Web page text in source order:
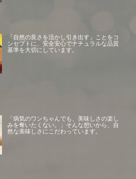
「自然の良さを活かし引き出す」ことをコ
ンセプトに、安全安心でナチュラルな品質
基準を大切にしています。
「病気のワンちゃんでも、美味しさの楽し
みを奪いたくない。」そんな想いから、自
然な美味しさにこだわっています。